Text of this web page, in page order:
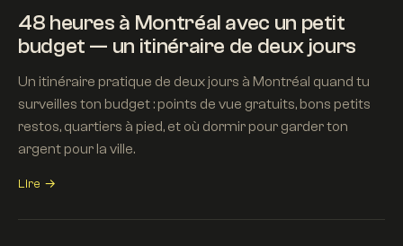
48 heures à Montréal avec un petit
budget — un itinéraire de deux jours
Un itinéraire pratique de deux jours à Montréal quand tu
surveilles ton budget : points de vue gratuits, bons petits
restos, quartiers à pied, et où dormir pour garder ton
argent pour la ville.
Lire →